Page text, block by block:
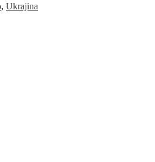
, Ukrajina